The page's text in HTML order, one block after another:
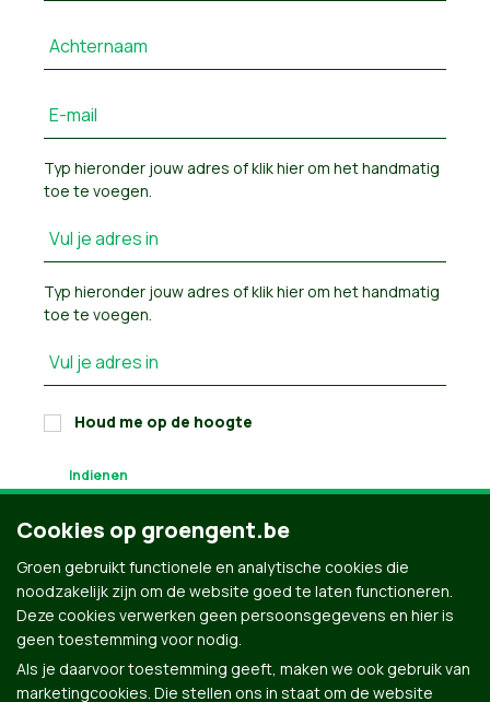
Achternaam
E-mail
Typ hieronder jouw adres ofklik hier om het handmatig
toe te voegen.
Vul je adres in
Typ hieronder jouw adres ofklik hier om het handmatig
toe te voegen.
Vul je adres in
Houd me op de hoogte
Cookies op groengent.be
Groen gebruikt functionele en analytische cookies die
noodzakelijk zijn om de website goed te laten functioneren.
Deze cookies verwerken geen persoonsgegevens en hier is
geen toestemming voor nodig.
Als je daarvoor toestemming geeft, maken we ook gebruik van
marketingcookies. Die stellen ons in staat om de website